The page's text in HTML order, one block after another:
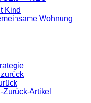
Kind
Wohnung
Zurück-Artikel